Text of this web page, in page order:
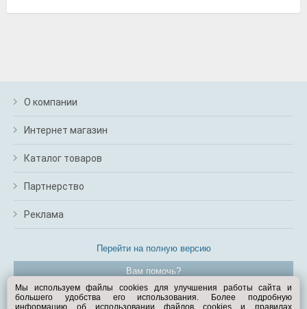
О компании
Интернет магазин
Каталог товаров
Партнерство
Реклама
Перейти на полную версию
Вам помочь?
© Exist.ru 1998—2026
Мы используем файлы cookies для улучшения работы сайта и
большего удобства его использования. Более подробную
информацию об использовании файлов cookies и правилах